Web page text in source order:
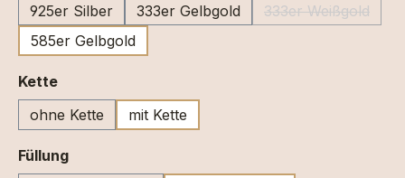
925er Silber
333er Gelbgold 333er Weißgold
(Diese Option
585er Gelbgold
Ketteauswählen
ohne Kette
mit Kette
Füllungauswählen